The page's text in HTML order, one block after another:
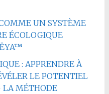
UN SYSTÈME
ÉCOLOGIQUE
: APPRENDRE À
LE POTENTIEL
LA MÉTHODE